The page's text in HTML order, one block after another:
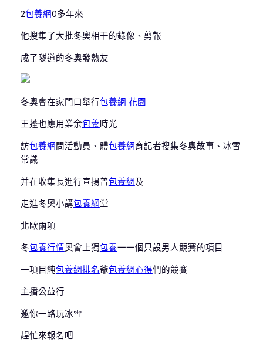
2包養網0多年來
他搜集了大批冬奧相干的錄像、剪報
成了隧道的冬奧發熱友
冬奧會在家門口舉行包養網 花園
王蓬也應用業余包養時光
訪包養網 問活動員、體包養網育記者搜集冬奧故事、冰雪
常識
并在收集長進行宣揚普包養網及
走進冬奧小講包養網堂
北歐兩項
冬包養行情奧會上獨包養一一個只設男人競賽的項目
一項目純包養網排名爺包養網心得們的競賽
主播公益行
邀你一路玩冰雪
趕忙來報名吧